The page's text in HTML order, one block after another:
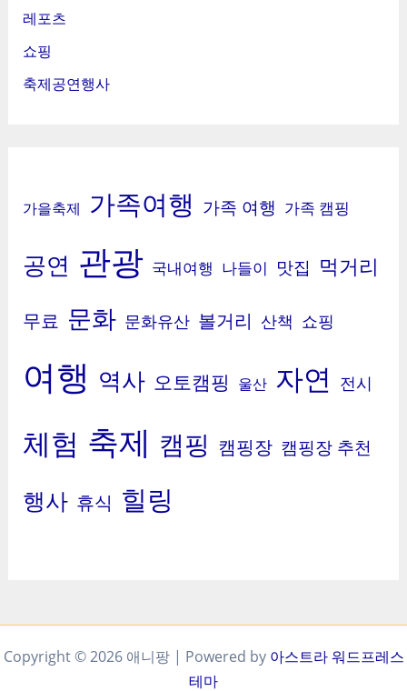
레포츠
쇼핑
축제공연행사
가을축제 가족여행 가족 여행 가족 캠핑
공연 관광 국내여행 나들이 맛집 먹거리
무료 문화 문화유산 볼거리 산책 쇼핑
여행 역사 오토캠핑 울산 자연 전시
체험 축제 캠핑 캠핑장 캠핑장 추천
행사 휴식 힐링
Copyright © 2026 애니팡 | Powered by 아스트라 워드프레스
테마